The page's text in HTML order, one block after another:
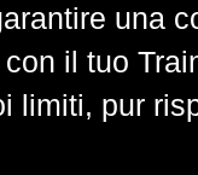
una
il tuo
limiti, pur